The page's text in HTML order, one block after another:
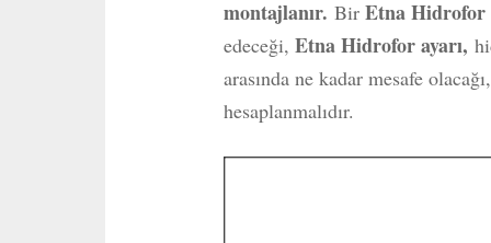
montajlanır. Bir Etna Hidrofor
edeceği, Etna Hidrofor ayarı,
arasında ne kadar mesafe
hesaplanmalıdır.